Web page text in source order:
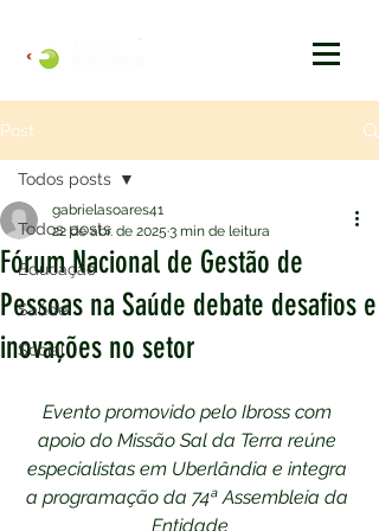
Post
Todos posts
Educação
Saúde
Social
Todos posts
Fórum Nacional de Gestão de
Pessoas na Saúde debate desafios e
inovações no setor
gabrielasoares41
22 de abr. de 2025 3 min de leitura
Evento promovido pelo Ibross com
apoio do Missão Sal da Terra reúne
especialistas em Uberlândia e integra
a programação da 74ª Assembleia da
Entidade